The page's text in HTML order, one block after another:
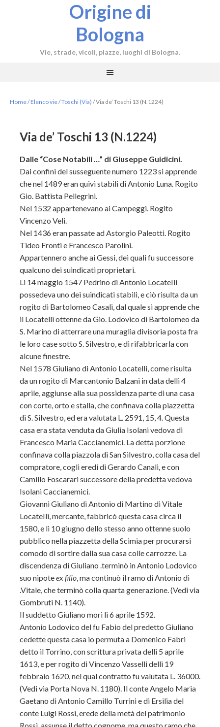
Origine di
Bologna
Vie, strade, vicoli, piazze, luoghi di Bologna.
Home/Elenco vie/Toschi (Via) /Via de’ Toschi 13 (N.1224)
Via de’ Toschi 13 (N.1224)
Dalle “Cose Notabili …” di Giuseppe Guidicini.
Dai confini del susseguente numero 1223 si apprende
che nel 1489 eran quivi stabili di Antonio Luna. Rogito
Gio. Battista Pellegrini.
Nel 1532 appartenevano ai Campeggi. Rogito
Vincenzo Veli.
Nel 1436 eran passate ad Astorgio Paleotti. Rogito
Tideo Fronti e Francesco Parolini.
Appartennero anche ai Gessi, dei quali fu successore
qualcuno dei suindicati proprietari.
Li 14 maggio 1547 Pedrino di Antonio LocateIli
possedeva uno dei suindicati stabili, e ciò risulta da un
rogito di Bartolomeo Casali, dal quale si apprende che
il Locatelli ottenne da Gio. Lodovico di Bartolomeo da
S. Marino di atterrare una muraglia divisoria posta fra
le loro case sotto S. Silvestro, e di rifabbricarla con
alcune finestre.
Nel 1578 Giuliano di Antonio Locatelli, come risulta
da un rogito di Marcantonio Balzani in data delli 4
aprile, aggiunse alla sua possidenza parte di una casa
con corte, orto e stalla, che confinava colla piazzetta
di S. Silvestro, ed era valutata L. 2591, 15, 4. Questa
casa era stata venduta da Giulia Isolani vedova di
Francesco Maria Caccianemici. La detta porzione
confinava colla piazzola di San Silvestro, colla casa del
compratore, cogli eredi di Gerardo Canali, e con
Camillo Foscarari successore della predetta vedova
Isolani Caccianemici.
Giovanni Giuliano di Antonio di Martino di Vitale
LocateIli, mercante, fabbricò questa casa circa il
1580, e li 10 giugno dello stesso anno ottenne suolo
pubblico nella piazzetta della Scimia per procurarsi
comodo di sortire dalla sua casa colle carrozze. La
discendenza di Giuliano .terminò in Antonio Lodovico
suo nipoteex filio, ma continuò il ramo di Antonio di
.Vitale, che terminò colla quarta generazione. (Vedi via
Gombruti N. 1140).
Il suddetto Giuliano mori li 6 aprile 1592.
Antonio Lodovico del fu Fabio del predetto Giuliano
cedette questa casa io permuta a Domenico Fabri
detto il Torrino, con scrittura privata delli 5 aprile
1613, e per rogito di Vincenzo Vasselli delli 19
febbraio 1620, nel qual contratto fu valutata L. 36000.
(Vedi via Porta Nova N. 1180). Il conte Angelo Maria
Gaetano di Antonio Camillo Turrini e di Ersilia del
conte Luigi Rossi, erede della metà del patrimonio